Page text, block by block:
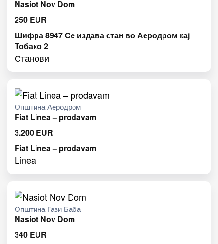
Nasiot Nov Dom
250 EUR
Шифра 8947 Се издава стан во Аеродром кај
Тобако 2
Станови
Општина Аеродром
Fiat Linea – prodavam
3.200 EUR
Fiat Linea – prodavam
Linea
Општина Гази Баба
Nasiot Nov Dom
340 EUR